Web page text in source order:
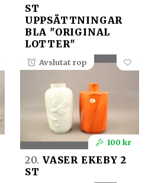
ST
UPPSÄTTNINGAR
BLA "ORIGINAL
LOTTER"
Avslutat rop
100 kr
20. VASER EKEBY 2
ST